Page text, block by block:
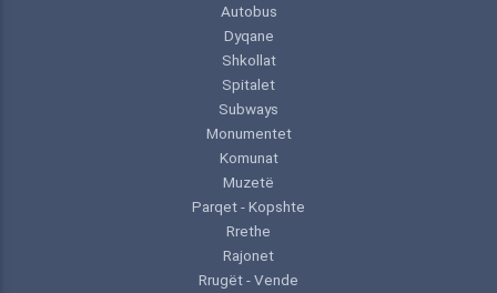
Autobus
Dyqane
Shkollat
Spitalet
Subways
Monumentet
Komunat
Muzetë
Parqet - Kopshte
Rrethe
Rajonet
Rrugët - Vende